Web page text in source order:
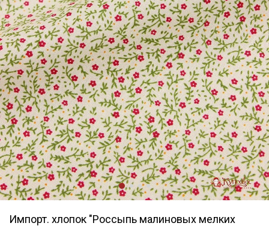
Импорт. хлопок "Россыпь малиновых мелких